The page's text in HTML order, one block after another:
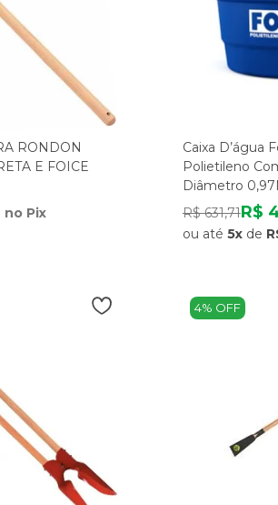
RONDON
E FOICE
no Pix
Caixa D’água
Polietileno
Diâmetro
R$ 631,71R$
ou até 5xde
4% OFF